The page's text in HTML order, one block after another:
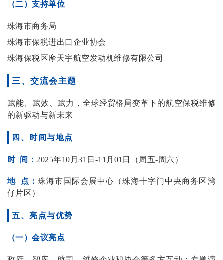
（二）支持单位
珠海市商务局
珠海市保税进出口企业协会
珠海保税区摩天宇航空发动机维修有限公司
三、交流会主题
赋能、赋效、赋力，全球经贸格局变革下的航空保税维修
的新驱动与新未来
四、时间与地点
时 间： 2025年10月31日-11月01日（周五-周六）
地 点：珠海市国际会展中心（珠海十字门中央商务区湾
仔片区）
五、亮点与优势
（一）会议亮点